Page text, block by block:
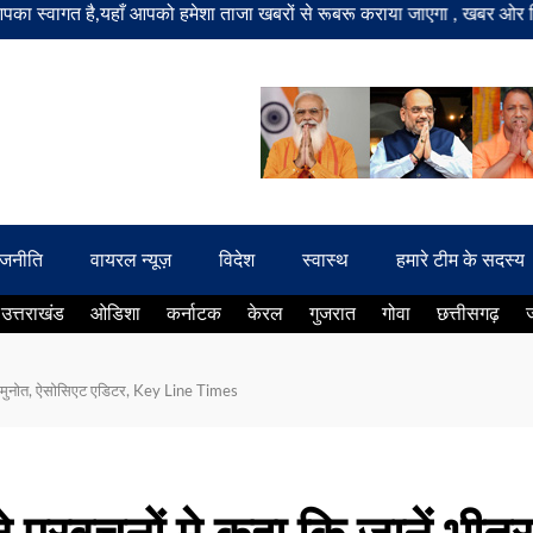
है,यहाँ आपको हमेशा ताजा खबरों से रूबरू कराया जाएगा , खबर ओर
वायरल न्यूज़ विदेश स्वास्थ हमारे टीम के सदस्य
उत्तराखंड ओडिशा कर्नाटक केरल गुजरात गोवा छत्तीसगढ़
ऐसोसिएट एडिटर, Key Line Times